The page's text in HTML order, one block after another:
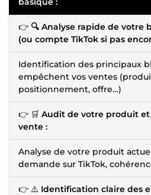
👉 🔍 Analyse rapide de votre
(ou compte TikTok si pas
Identification des principaux
empêchent vos ventes
positionnement, offre…)
👉 🛒 Audit de votre produit
vente :
Analyse de votre produit
demande sur TikTok,
👉 ⚠️ Identification claire des